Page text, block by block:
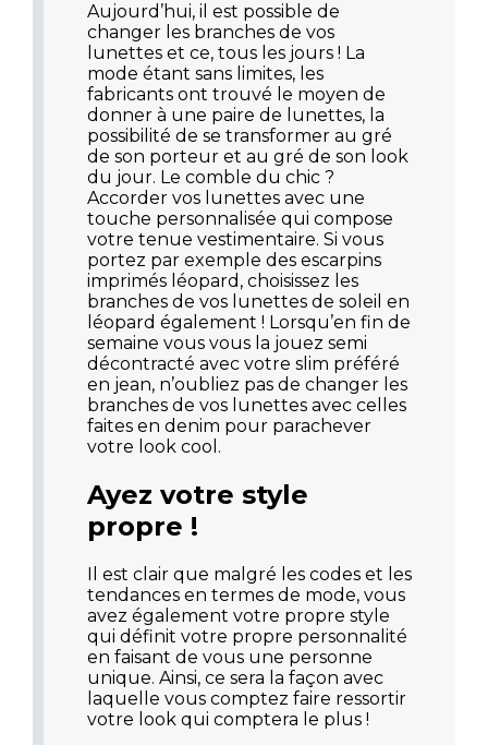
Aujourd’hui, il est possible de
changer les branches de vos
lunettes et ce, tous les jours ! La
mode étant sans limites, les
fabricants ont trouvé le moyen de
donner à une paire de lunettes, la
possibilité de se transformer au gré
de son porteur et au gré de son look
du jour. Le comble du chic ?
Accorder vos lunettes avec une
touche personnalisée qui compose
votre tenue vestimentaire. Si vous
portez par exemple des escarpins
imprimés léopard, choisissez les
branches de vos lunettes de soleil en
léopard également ! Lorsqu’en fin de
semaine vous vous la jouez semi
décontracté avec votre slim préféré
en jean, n’oubliez pas de changer les
branches de vos lunettes avec celles
faites en denim pour parachever
votre look cool.
Ayez votre style
propre !
Il est clair que malgré les codes et les
tendances en termes de mode, vous
avez également votre propre style
qui définit votre propre personnalité
en faisant de vous une personne
unique. Ainsi, ce sera la façon avec
laquelle vous comptez faire ressortir
votre look qui comptera le plus !